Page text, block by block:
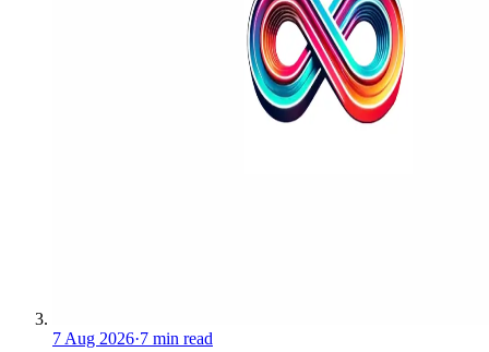
7 Aug 2026·7 min read